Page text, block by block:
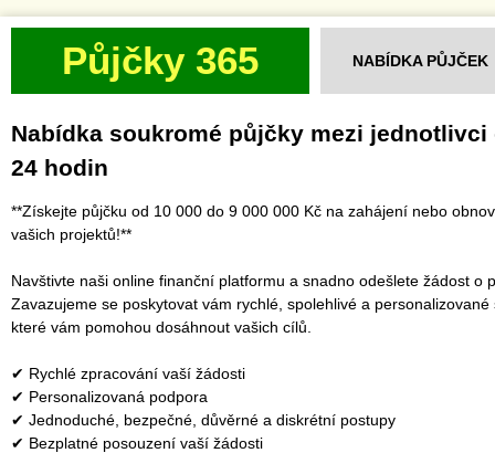
Půjčky 365 NABÍDKA PŮJČEK
Nabídka soukromé půjčky mezi jednotlivci
24 hodin
**Získejte půjčku od 10 000 do 9 000 000 Kč na zahájení nebo
vašich projektů!**
Navštivte naši online finanční platformu a snadno odešlete žádost o
Zavazujeme se poskytovat vám rychlé, spolehlivé a personalizované
které vám pomohou dosáhnout vašich cílů.
✔ Rychlé zpracování vaší žádosti
✔ Personalizovaná podpora
✔ Jednoduché, bezpečné, důvěrné a diskrétní postupy
✔ Bezplatné posouzení vaší žádosti